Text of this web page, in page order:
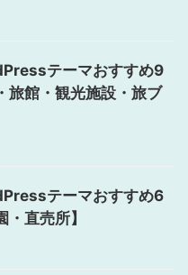
テーマおすすめ9
旅館・観光施設・旅ブ
テーマおすすめ6
直売所】